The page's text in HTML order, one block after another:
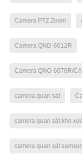
Camera PTZ Zoom
Camera QND-6012R
Camera QNO-6070R/
camera quan sát
camera quan sát kho
camera quan sát